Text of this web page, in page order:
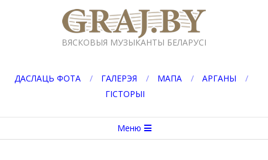
GRAJ.BY
ВЯСКОВЫЯ МУЗЫКАНТЫ БЕЛАРУСІ
ДАСЛАЦЬ ФОТА ГАЛЕРЭЯ МАПА
АРГАНЫ
ГІСТОРЫІ
меню
Меню